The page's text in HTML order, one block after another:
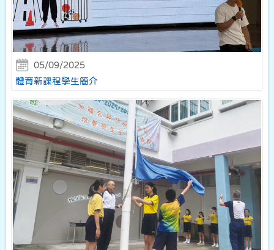
05/09/2025
體育新課程學生簡介